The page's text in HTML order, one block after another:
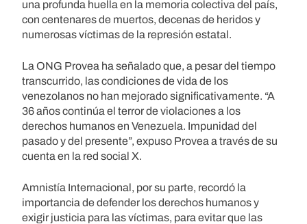
una profunda huella en la memoria colectiva del país,
con centenares de muertos, decenas de heridos y
numerosas víctimas de la represión estatal.
La ONG Provea ha señalado que, a pesar del tiempo
transcurrido, las condiciones de vida de los
venezolanos no han mejorado significativamente. “A
36 años continúa el terror de violaciones a los
derechos humanos en Venezuela. Impunidad del
pasado y del presente”, expuso Provea a través de su
cuenta en la red social X.
Amnistía Internacional, por su parte, recordó la
importancia de defender los derechos humanos y
exigir justicia para las víctimas, para evitar que las